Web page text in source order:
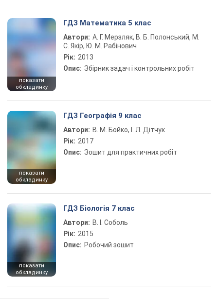
показати
обкладинку
ГДЗ Математика 5 клас
Автори: А. Г. Мерзляк, В. Б. Полонський, М.
С. Якір, Ю. М. Рабінович
Рік: 2013
Опис: Збірник задач і контрольних робіт
показати
обкладинку
ГДЗ Географія 9 клас
Автори: В. М. Бойко, І. Л. Дітчук
Рік: 2017
Опис: Зошит для практичних робіт
показати
обкладинку
ГДЗ Біологія 7 клас
Автори: В. І. Соболь
Рік: 2015
Опис: Робочий зошит